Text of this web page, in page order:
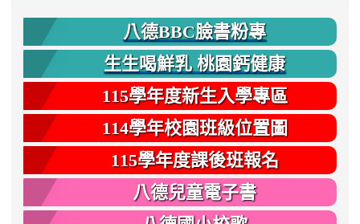
八德BBC臉書粉專
生生喝鮮乳 桃園鈣健康
115學年度新生入學專區
114學年校園班級位置圖
115學年度課後班報名
八德兒童電子書